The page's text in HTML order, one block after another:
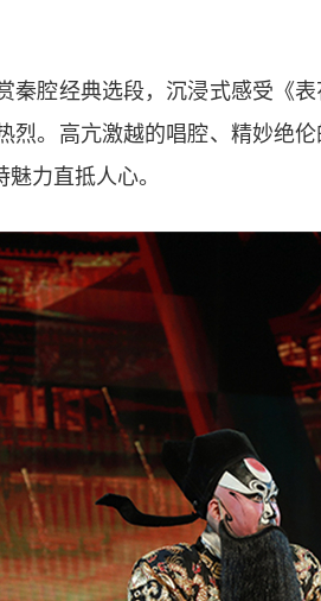
腔经典选段，沉浸式感受《表
烈。高亢激越的唱腔、精妙绝
力直抵人心。